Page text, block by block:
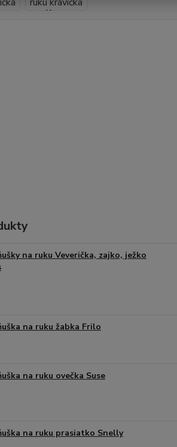
na ruku Veverička, zajko, ježko
na ruku žabka Frilo
na ruku ovečka Suse
na ruku prasiatko Snelly